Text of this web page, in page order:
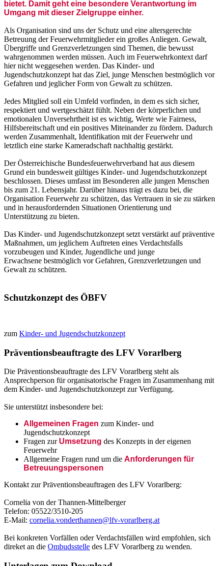
bietet. Damit geht eine besondere Verantwortung im
Umgang mit dieser Zielgruppe einher.
Als Organisation sind uns der Schutz und eine altersgerechte
Betreuung der Feuerwehrmitglieder ein großes Anliegen. Gewalt,
Übergriffe und Grenzverletzungen sind Themen, die bewusst
wahrgenommen werden müssen. Auch im Feuerwehrkontext darf
hier nicht weggesehen werden. Das Kinder- und
Jugendschutzkonzept hat das Ziel, junge Menschen bestmöglich vor
Gefahren und jeglicher Form von Gewalt zu schützen.
Jedes Mitglied soll ein Umfeld vorfinden, in dem es sich sicher,
respektiert und wertgeschätzt fühlt. Neben der körperlichen und
emotionalen Unversehrtheit ist es wichtig, Werte wie Fairness,
Hilfsbereitschaft und ein positives Miteinander zu fördern. Dadurch
werden Zusammenhalt, Identifikation mit der Feuerwehr und
letztlich eine starke Kameradschaft nachhaltig gestärkt.
Der Österreichische Bundesfeuerwehrverband hat aus diesem
Grund ein bundesweit gültiges Kinder- und Jugendschutzkonzept
beschlossen. Dieses umfasst im Besonderen alle jungen Menschen
bis zum 21. Lebensjahr. Darüber hinaus trägt es dazu bei, die
Organisation Feuerwehr zu schützen, das Vertrauen in sie zu stärken
und in herausfordernden Situationen Orientierung und
Unterstützung zu bieten.
Das Kinder- und Jugendschutzkonzept setzt verstärkt auf präventive
Maßnahmen, um jeglichem Auftreten eines Verdachtsfalls
vorzubeugen und Kinder, Jugendliche und junge
Erwachsene bestmöglich vor Gefahren, Grenzverletzungen und
Gewalt zu schützen.
Schutzkonzept des ÖBFV
zum Kinder- und Jugendschutzkonzept
Präventionsbeauftragte des LFV Vorarlberg
Die Präventionsbeauftragte des LFV Vorarlberg steht als
Ansprechperson für organisatorische Fragen im Zusammenhang mit
dem Kinder- und Jugendschutzkonzept zur Verfügung.
Sie unterstützt insbesondere bei:
Allgemeinen Fragen zum Kinder- und
Jugendschutzkonzept
Fragen zur Umsetzung des Konzepts in der eigenen
Feuerwehr
Allgemeine Fragen rund um die Anforderungen für
Betreuungspersonen
Kontakt zur Präventionsbeauftragen des LFV Vorarlberg:
Cornelia von der Thannen-Mittelberger
Telefon: 05522/3510-205
E-Mail: cornelia.vonderthannen@lfv-vorarlberg.at
Bei konkreten Vorfällen oder Verdachtsfällen wird empfohlen, sich
direket an die Ombudsstelle des LFV Vorarlberg zu wenden.